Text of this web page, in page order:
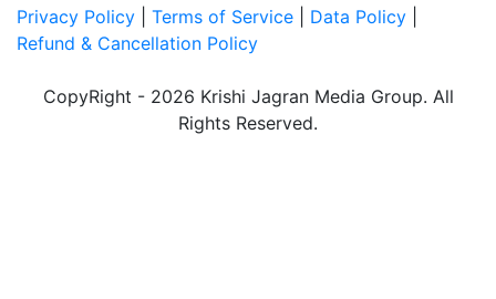
Privacy Policy
Terms of Service Data Policy
Refund & Cancellation Policy
CopyRight - 2026 Krishi Jagran Media Group. All
Rights Reserved.